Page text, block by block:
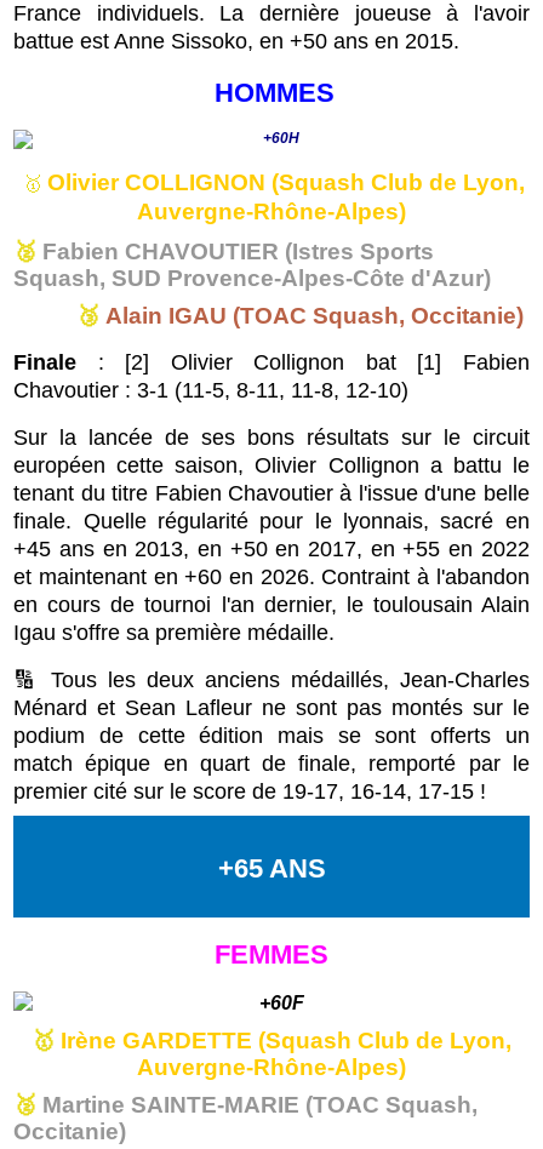
France individuels. La dernière joueuse à l'avoir
battue est Anne Sissoko, en +50 ans en 2015.
HOMMES
🥇 Olivier COLLIGNON (Squash Club de Lyon,
Auvergne-Rhône-Alpes)
🥈 Fabien CHAVOUTIER (Istres Sports
Squash, SUD Provence-Alpes-Côte d'Azur)
🥉 Alain IGAU (TOAC Squash, Occitanie)
Finale : [2] Olivier Collignon bat [1] Fabien
Chavoutier : 3-1 (11-5, 8-11, 11-8, 12-10)
Sur la lancée de ses bons résultats sur le circuit
européen cette saison, Olivier Collignon a battu le
tenant du titre Fabien Chavoutier à l'issue d'une belle
finale. Quelle régularité pour le lyonnais, sacré en
+45 ans en 2013, en +50 en 2017, en +55 en 2022
et maintenant en +60 en 2026. Contraint à l'abandon
en cours de tournoi l'an dernier, le toulousain Alain
Igau s'offre sa première médaille.
🔢 Tous les deux anciens médaillés, Jean-Charles
Ménard et Sean Lafleur ne sont pas montés sur le
podium de cette édition mais se sont offerts un
match épique en quart de finale, remporté par le
premier cité sur le score de 19-17, 16-14, 17-15 !
+65 ANS
FEMMES
🥇 Irène GARDETTE (Squash Club de Lyon,
Auvergne-Rhône-Alpes)
🥈 Martine SAINTE-MARIE (TOAC Squash,
Occitanie)